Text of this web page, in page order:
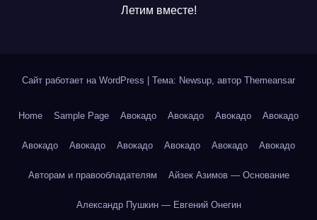
Летим вместе!
Сайт работает на WordPress Тема: Newsup, автор Themeansar
Home Sample Page Авокадо Авокадо Авокадо Авокадо
Авокадо Авокадо Авокадо Авокадо Авокадо Авокадо
Авторам и правообладателям Айзек Азимов — Основание
Александр Пушкин — Евгений Онегин